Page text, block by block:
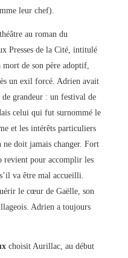
leur chef).
au roman du
Presses de la Cité, intitulé
mort de son père adoptif,
un exil forcé. Adrien avait
grandeur : un festival de
celui qui fut surnommé le
et les intérêts particuliers
ne doit jamais changer. Fort
revient pour accomplir les
va être mal accueilli.
le cœur de Gaëlle, son
Adrien a toujours
choisit Aurillac, au début